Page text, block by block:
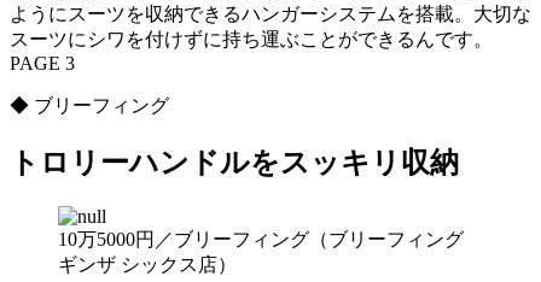
ようにスーツを収納できるハンガーシステムを搭載。大切な
スーツにシワを付けずに持ち運ぶことができるんです。
PAGE 3
◆ ブリーフィング
トロリーハンドルをスッキリ収納
10万5000円／ブリーフィング（ブリーフィング
ギンザ シックス店）